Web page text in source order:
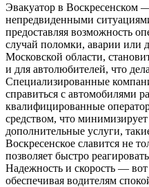
Эвакуатор в Воскресенском
непредвиденными
предоставляя возможность
случай поломки, аварии или
Московской области,
и для автолюбителей, что
Специализированные
справиться с автомобилями
квалифицированные
средством, что
дополнительные услуги,
Воскресенское славится не
позволяет быстро
Надежность и скорость — вот
обеспечивая водителям